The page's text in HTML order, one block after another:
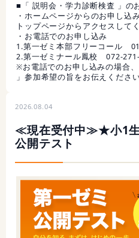
■「 説明会・学力診断検査 」の
・ホームページからのお申し込
トップページからアクセスして
・お電話でのお申し込み
1.第一ゼミ本部フリーコール
2.第一ゼミナール鳳校 072-
※お電話でのお申し込みの場合
」参加希望の旨をお伝えください
2026.08.04
≪現在受付中≫★小1
公開テスト